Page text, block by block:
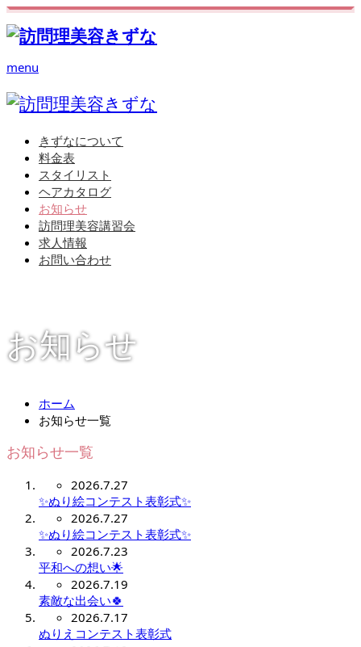
menu
きずなについて
料金表
スタイリスト
ヘアカタログ
お知らせ
訪問理美容講習会
求人情報
お問い合わせ
お知らせ
ホーム
お知らせ一覧
お知らせ一覧
2026.7.27
✨ぬり絵コンテスト表彰式✨
2026.7.27
✨ぬり絵コンテスト表彰式✨
2026.7.23
平和への想い🌟
2026.7.19
素敵な出会い🍀
2026.7.17
ぬりえコンテスト表彰式